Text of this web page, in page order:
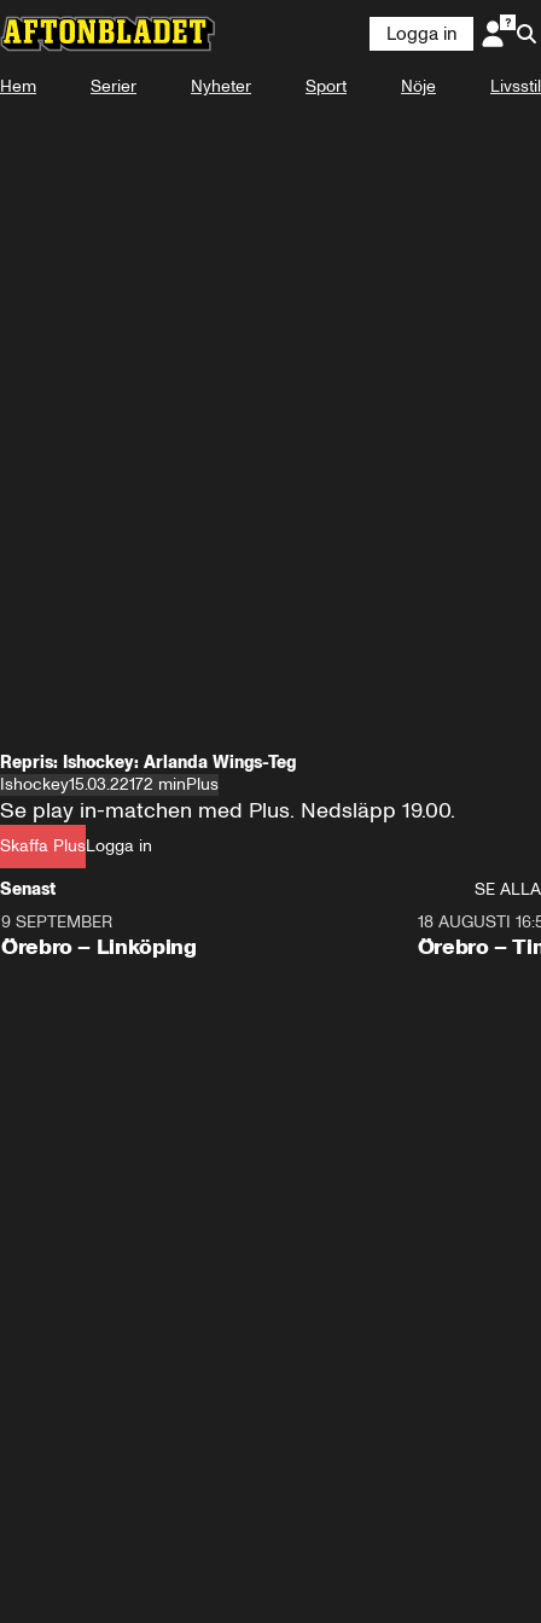
Logga in
Hem Serier Nyheter Sport Nöje Livsstil
Repris: Ishockey: Arlanda Wings-Teg
Ishockey15.03.22172 minPlus
Skaffa PlusLogga in
Se play in-matchen med Plus. Nedsläpp 19.00.
Senast
SE ALLA
Plus
9 SEPTEMBER
Örebro – Linköping
Plus
18 AUGUSTI
Örebro –